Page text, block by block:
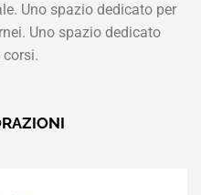
Uno spazio dedicato per
Uno spazio dedicato